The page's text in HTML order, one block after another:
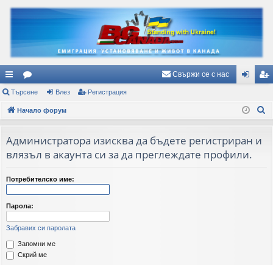
ъ
рз
вр
ки
ор
ум
Свържи се с нас
з ис
ац
Търсене Влез Регистрация
Начало форум
Администратора изисква да бъдете регистриран и
влязъл в акаунта си за да преглеждате профили.
Потребителско име:
Парола:
Забравих си паролата
Запомни ме
Скрий ме